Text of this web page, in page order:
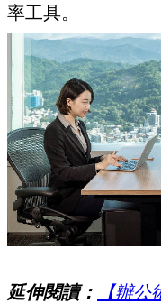
率工具。
延伸閱讀：
【辦